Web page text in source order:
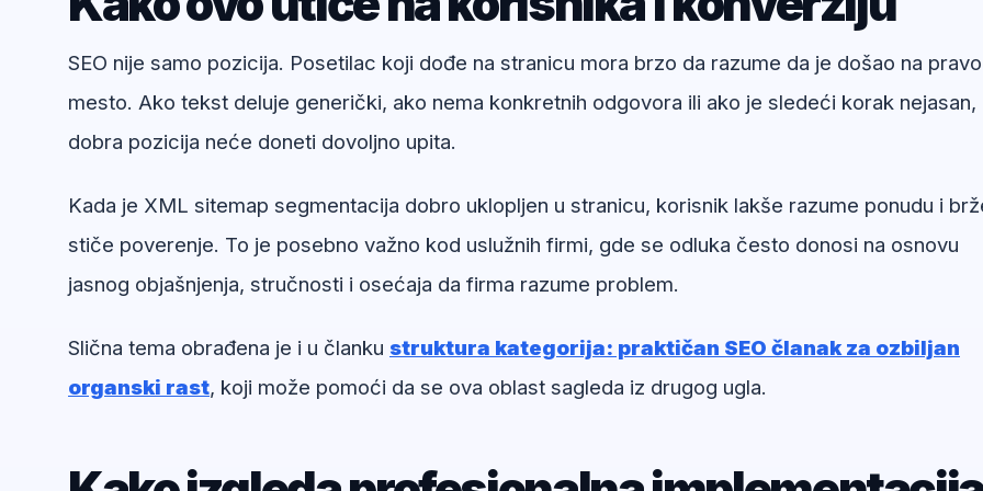
SEO nije samo pozicija. Posetilac koji dođe na stranicu mora brzo da razume da je došao na pravo
mesto. Ako tekst deluje generički, ako nema konkretnih odgovora ili ako je sledeći korak nejasan,
dobra pozicija neće doneti dovoljno upita.
Kada je XML sitemap segmentacija dobro uklopljen u stranicu, korisnik lakše razume ponudu i
stiče poverenje. To je posebno važno kod uslužnih firmi, gde se odluka često donosi na osnovu
jasnog objašnjenja, stručnosti i osećaja da firma razume problem.
Slična tema obrađena je i u članku struktura kategorija: praktičan SEO članak za ozbiljan
organski rast, koji može pomoći da se ova oblast sagleda iz drugog ugla.